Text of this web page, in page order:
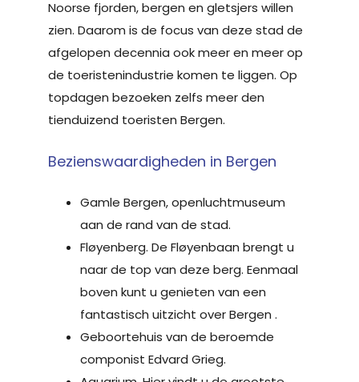
Noorse fjorden, bergen en gletsjers willen
zien. Daarom is de focus van deze stad de
afgelopen decennia ook meer en meer op
de toeristenindustrie komen te liggen. Op
topdagen bezoeken zelfs meer den
tienduizend toeristen Bergen.
Bezienswaardigheden in Bergen
Gamle Bergen, openluchtmuseum
aan de rand van de stad.
Fløyenberg. De Fløyenbaan brengt u
naar de top van deze berg. Eenmaal
boven kunt u genieten van een
fantastisch uitzicht over Bergen .
Geboortehuis van de beroemde
componist Edvard Grieg.